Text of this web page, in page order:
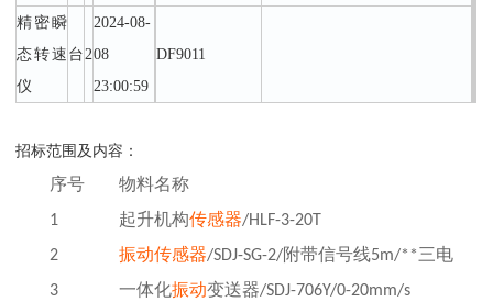
精密瞬
态转速
仪
台2
2024-08-
08
23:00:59
DF9011
招标范围及内容：
序号
物料名称
1
起升机构传感器/HLF-3-20T
2
振动传感器/SDJ-SG-2/附带信号线5m/**三电
3
一体化振动变送器/SDJ-706Y/0-20mm/s